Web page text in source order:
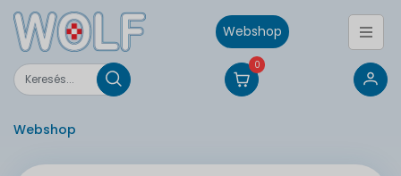
Webshop
0
Webshop